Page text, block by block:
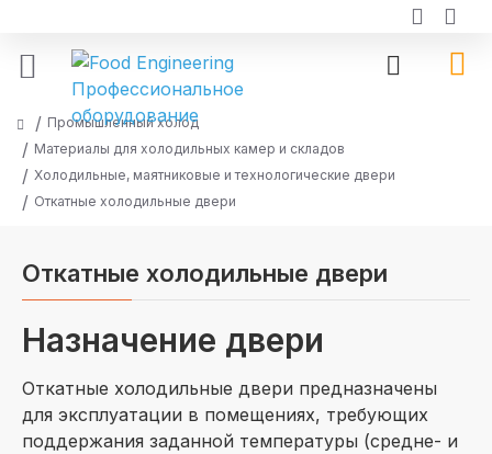
Промышленный холод
Материалы для холодильных камер и складов
Холодильные, маятниковые и технологические двери
Откатные холодильные двери
Откатные холодильные двери
Назначение двери
Откатные холодильные двери предназначены
для эксплуатации в помещениях, требующих
поддержания заданной температуры (средне- и